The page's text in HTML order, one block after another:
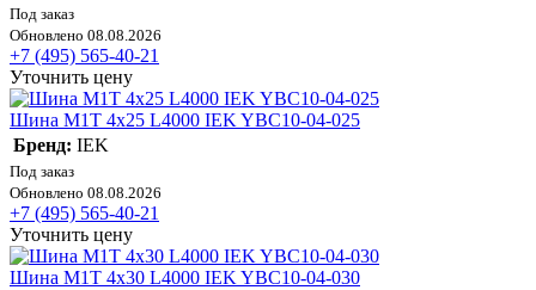
Под заказ
Обновлено 08.08.2026
+7 (495) 565-40-21
Уточнить цену
Шина М1Т 4х25 L4000 IEK YBC10-04-025
Бренд: IEK
Под заказ
Обновлено 08.08.2026
+7 (495) 565-40-21
Уточнить цену
Шина М1Т 4х30 L4000 IEK YBC10-04-030